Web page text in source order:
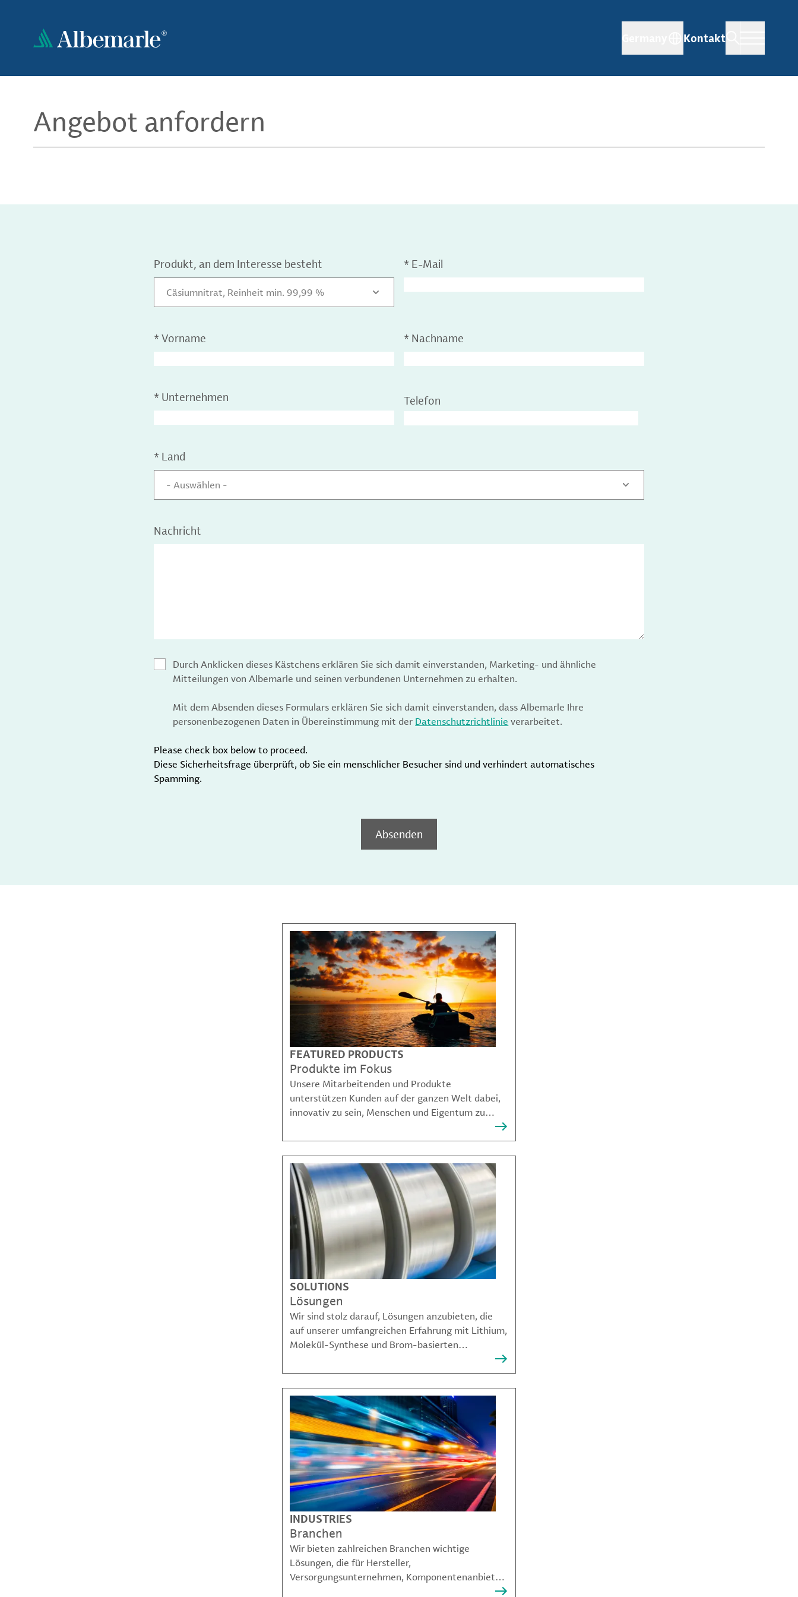
Kontakt
Angebot anfordern
Produkt, an dem Interesse besteht
Cäsiumnitrat, Reinheit min. 99,99 %
* E-Mail
*Vorname * Nachname
* Unternehmen Telefon
* Land
- Auswählen -
Nachricht
Durch Anklicken dieses Kästchens erklären Sie sich damit einverstanden, Marketing- und ähnliche
Mitteilungen von Albemarle und seinen verbundenen Unternehmen zu erhalten.
Mit dem Absenden dieses Formulars erklären Sie sich damit einverstanden, dass Albemarle Ihre
personenbezogenen Daten in Übereinstimmung mit der Datenschutzrichtlinie verarbeitet.
Please check box below to proceed.
Diese Sicherheitsfrage überprüft, ob Sie ein menschlicher Besucher sind und verhindert automatisches
Spamming.
Absenden
FEATURED PRODUCTS
Produkte im Fokus
Unsere Mitarbeitenden und Produkte
unterstützen Kunden auf der ganzen Welt dabei,
innovativ zu sein, Menschen und Eigentum zu
nachhaltigere Möglichkeiten für Mobilität,
Kommunikation und Wachstum zu schaffen.
SOLUTIONS
Lösungen
Wir sind stolz darauf, Lösungen anzubieten, die
auf unserer umfangreichen Erfahrung mit Lithium,
Molekül-Synthese und Brom-basierten
Angeboten aufbauen und unseren Kunden dabei
helfen, komplexe Herausforderungen zu
bewältigen.
INDUSTRIES
Branchen
Wir bieten zahlreichen Branchen wichtige
Lösungen, die für Hersteller,
Versorgungsunternehmen, Komponentenanbieter,